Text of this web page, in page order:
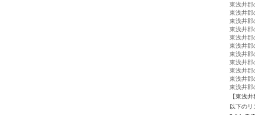
東浅井郡
東浅井郡
東浅井郡
東浅井郡
東浅井郡
東浅井郡
東浅井郡
東浅井郡
東浅井郡
東浅井郡
東浅井郡
【東浅
以下の